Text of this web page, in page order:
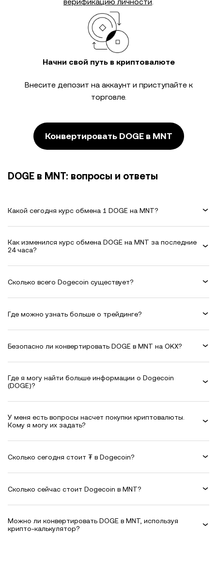
Начни свой путь в криптовалюте
Внесите депозит на аккаунт и приступайте к
торговле.
Конвертировать DOGE в MNT
DOGE в MNT: вопросы и ответы
Какой сегодня курс обмена 1 DOGE на MNT?
Как изменился курс обмена DOGE на MNT за последние
24 часа?
Сколько всего Dogecoin существует?
Где можно узнать больше о трейдинге?
Безопасно ли конвертировать DOGE в MNT на OKX?
Где я могу найти больше информации о Dogecoin
(DOGE)?
У меня есть вопросы насчет покупки криптовалюты.
Кому я могу их задать?
Сколько сегодня стоит ₮ в Dogecoin?
Сколько сейчас стоит Dogecoin в MNT?
Можно ли конвертировать DOGE в MNT, используя
крипто-калькулятор?